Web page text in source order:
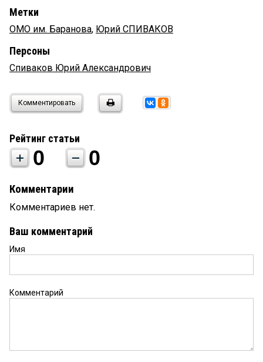
Метки
ОМО им. Баранова, Юрий СПИВАКОВ
Персоны
Спиваков Юрий Александрович
Комментировать
Рейтинг статьи
0 0
Комментарии
Комментариев нет.
Ваш комментарий
Имя
Комментарий